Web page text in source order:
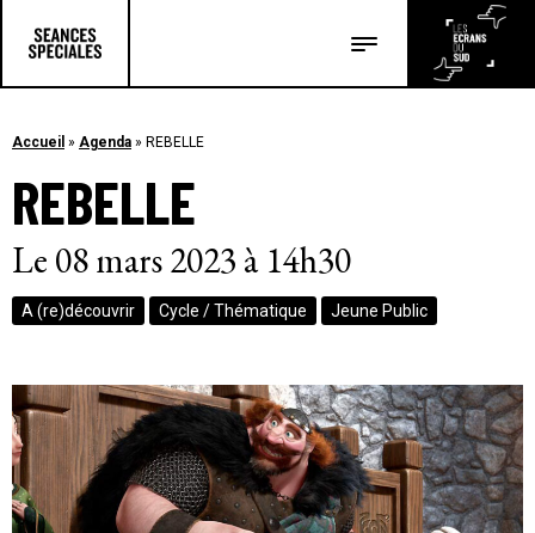
Accueil » Agenda » REBELLE
REBELLE
Le 08 mars 2023 à 14h30
A (re)découvrir Cycle / Thématique Jeune Public